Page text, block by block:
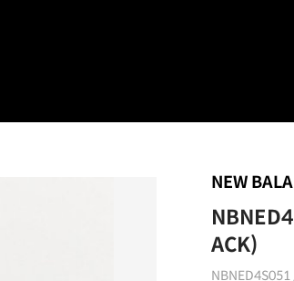
NEW
ACK)